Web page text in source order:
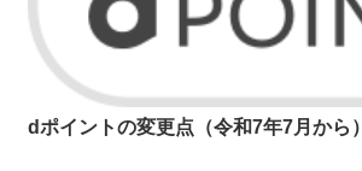
dポイントの変更点（令和7年7月から）